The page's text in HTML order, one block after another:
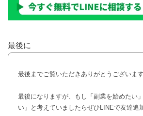
最後に
最後までご覧いただきありがとうございます
最後になりますが、もし「副業を始めたい
い」と考えていましたらぜひLINEで友達追